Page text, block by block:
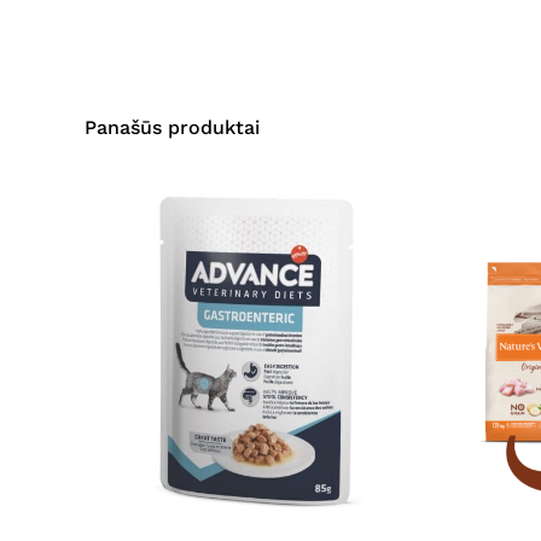
Panašūs produktai